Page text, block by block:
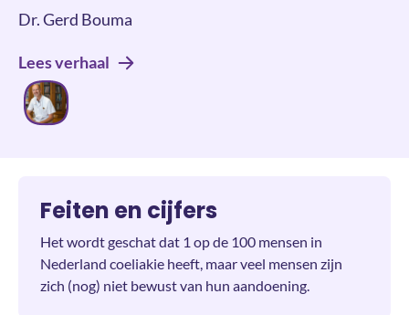
Dr. Gerd Bouma
Lees verhaal
Feiten en cijfers
Het wordt geschat dat 1 op de 100 mensen in
Nederland coeliakie heeft, maar veel mensen zijn
zich (nog) niet bewust van hun aandoening.